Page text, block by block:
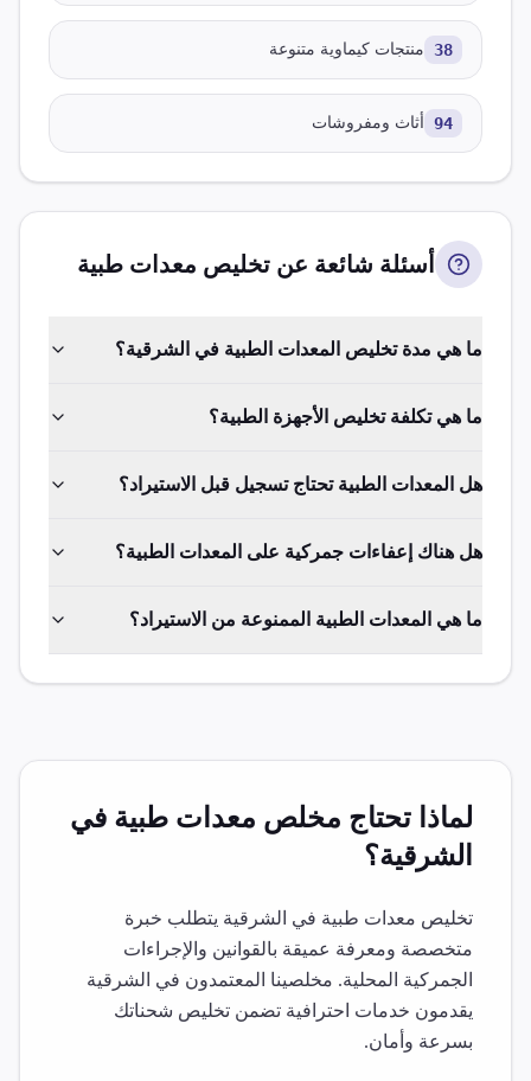
38 منتجات كيماوية متنوعة
94 أثاث ومفروشات
أسئلة شائعة عن تخليص معدات طبية
ما هي مدة تخليص المعدات الطبية في الشرقية؟
ما هي تكلفة تخليص الأجهزة الطبية؟
هل المعدات الطبية تحتاج تسجيل قبل الاستيراد؟
هل هناك إعفاءات جمركية على المعدات الطبية؟
ما هي المعدات الطبية الممنوعة من الاستيراد؟
لماذا تحتاج مخلص معدات طبية في
الشرقية؟
تخليص معدات طبية في الشرقية يتطلب خبرة
متخصصة ومعرفة عميقة بالقوانين والإجراءات
الجمركية المحلية. مخلصينا المعتمدون في الشرقية
يقدمون خدمات احترافية تضمن تخليص شحناتك
بسرعة وأمان.